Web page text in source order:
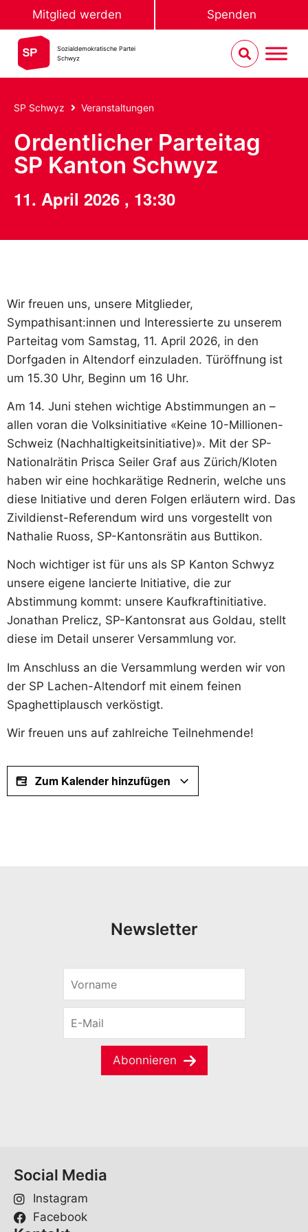
Mitglied werden Spenden
Sozialdemokratische Partei
Schwyz
SP Schwyz Veranstaltungen
Ordentlicher Parteitag
SP Kanton Schwyz
11. April 2026 , 13:30
Wir freuen uns, unsere Mitglieder,
Sympathisant:innen und Interessierte zu unserem
Parteitag vom Samstag, 11. April 2026, in den
Dorfgaden in Altendorf einzuladen. Türöffnung ist
um 15.30 Uhr, Beginn um 16 Uhr.
Am 14. Juni stehen wichtige Abstimmungen an –
allen voran die Volksinitiative «Keine 10-Millionen-
Schweiz (Nachhaltigkeitsinitiative)». Mit der SP-
Nationalrätin Prisca Seiler Graf aus Zürich/Kloten
haben wir eine hochkarätige Rednerin, welche uns
diese Initiative und deren Folgen erläutern wird. Das
Zivildienst-Referendum wird uns vorgestellt von
Nathalie Ruoss, SP-Kantonsrätin aus Buttikon.
Noch wichtiger ist für uns als SP Kanton Schwyz
unsere eigene lancierte Initiative, die zur
Abstimmung kommt: unsere Kaufkraftinitiative.
Jonathan Prelicz, SP-Kantonsrat aus Goldau, stellt
diese im Detail unserer Versammlung vor.
Im Anschluss an die Versammlung werden wir von
der SP Lachen-Altendorf mit einem feinen
Spaghettiplausch verköstigt.
Wir freuen uns auf zahlreiche Teilnehmende!
Zum Kalender hinzufügen
Newsletter
r
M
Abonnieren
Social Media
Instagram
Facebook